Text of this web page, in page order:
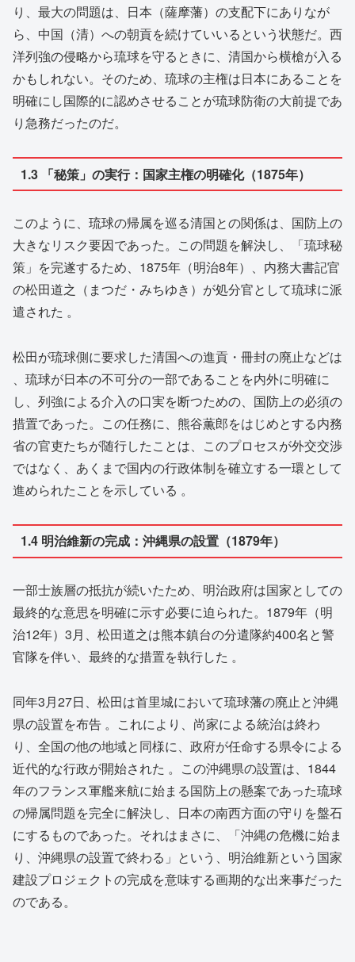
り、最大の問題は、日本（薩摩藩）の支配下にありなが
ら、中国（清）への朝貢を続けていいるという状態だ。西
洋列強の侵略から琉球を守るときに、清国から横槍が入る
かもしれない。そのため、琉球の主権は日本にあることを
明確にし国際的に認めさせることが琉球防衛の大前提であ
り急務だったのだ。
1.3 「秘策」の実行：国家主権の明確化（1875年）
このように、琉球の帰属を巡る清国との関係は、国防上の
大きなリスク要因であった。この問題を解決し、「琉球秘
策」を完遂するため、1875年（明治8年）、内務大書記官
の松田道之（まつだ・みちゆき）が処分官として琉球に派
遣された 。
松田が琉球側に要求した清国への進貢・冊封の廃止などは
、琉球が日本の不可分の一部であることを内外に明確に
し、列強による介入の口実を断つための、国防上の必須の
措置であった。この任務に、熊谷薫郎をはじめとする内務
省の官吏たちが随行したことは、このプロセスが外交交渉
ではなく、あくまで国内の行政体制を確立する一環として
進められたことを示している 。
1.4 明治維新の完成：沖縄県の設置（1879年）
一部士族層の抵抗が続いたため、明治政府は国家としての
最終的な意思を明確に示す必要に迫られた。1879年（明
治12年）3月、松田道之は熊本鎮台の分遣隊約400名と警
官隊を伴い、最終的な措置を執行した 。
同年3月27日、松田は首里城において琉球藩の廃止と沖縄
県の設置を布告 。これにより、尚家による統治は終わ
り、全国の他の地域と同様に、政府が任命する県令による
近代的な行政が開始された 。この沖縄県の設置は、1844
年のフランス軍艦来航に始まる国防上の懸案であった琉球
の帰属問題を完全に解決し、日本の南西方面の守りを盤石
にするものであった。それはまさに、「沖縄の危機に始ま
り、沖縄県の設置で終わる」という、明治維新という国家
建設プロジェクトの完成を意味する画期的な出来事だった
のである。